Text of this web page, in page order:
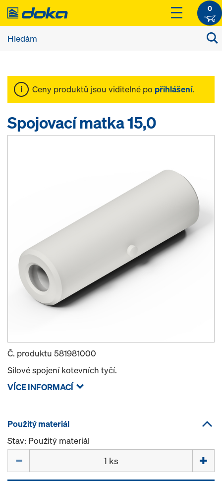
0
Ceny produktů jsou viditelné po přihlášení.
Spojovací matka 15,0
Č. produktu 581981000
Silové spojení kotevních tyčí.
VÍCE INFORMACÍ
Použitý materiál
Stav: Použitý materiál